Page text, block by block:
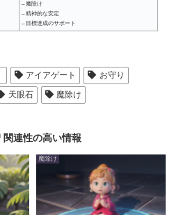
– 魔除け
– 精神的な安定
– 目標達成のサポート
アイアゲート
お守り
天眼石 魔除け
関連性の高い情報
魔除け